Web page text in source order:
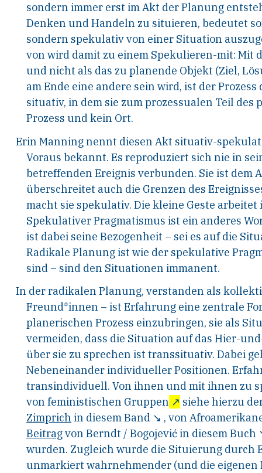
sondern immer erst im Akt der Planung
Denken und Handeln zu situieren, bedeutet
sondern spekulativ von einer Situation
von wird damit zu einem Spekulieren-mit: Mit
und nicht als das zu planende Objekt (Ziel,
amEnde eine andere sein wird, ist der Prozess
situativ, in dem sie zum prozessualen Teil des
Prozess und kein Ort.
Erin Manning nennt diesen Akt situativ-spekula
Voraus bekannt. Es reproduziert sich nie in
betreffenden Ereignis verbunden. Sie ist dem
überschreitet auch die Grenzen des
macht sie spekulativ. Die kleine Geste arbeitet
Spekulativer Pragmatismus ist ein anderes
ist dabei seine Bezogenheit – sei es auf die
Radikale Planungist wie der spekulative
sind – sind den Situationen immanent.
In der radikalen Planung, verstanden als
Freund*innen – ist Erfahrung eine zentrale
planerischen Prozess einzubringen, sie als
vermeiden, dass die Situation auf das Hier-
über sie zu sprechen ist transsituativ. Dabei
Nebeneinander individueller Positionen.
transindividuell. Von ihnen und mit ihnen zu
von feministischen Gruppen ↗ siehe hierzu
Zimprich in diesem Band ↘ , von
Beitragvon Berndt / Bogojević in diesem Buch
wurden. Zugleich wurde die Situierung durch
unmarkiert wahrnehmender (und die eigenen